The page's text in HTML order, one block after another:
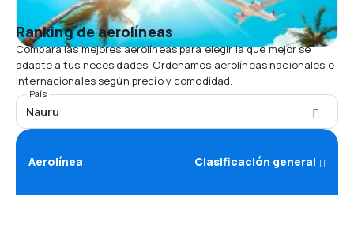
Ranking de aerolíneas
Compara las mejores aerolíneas para elegir la que mejor se
adapte a tus necesidades. Ordenamos aerolíneas nacionales e
internacionales según precio y comodidad.
País
Nauru
Aerolínea Clasificación general